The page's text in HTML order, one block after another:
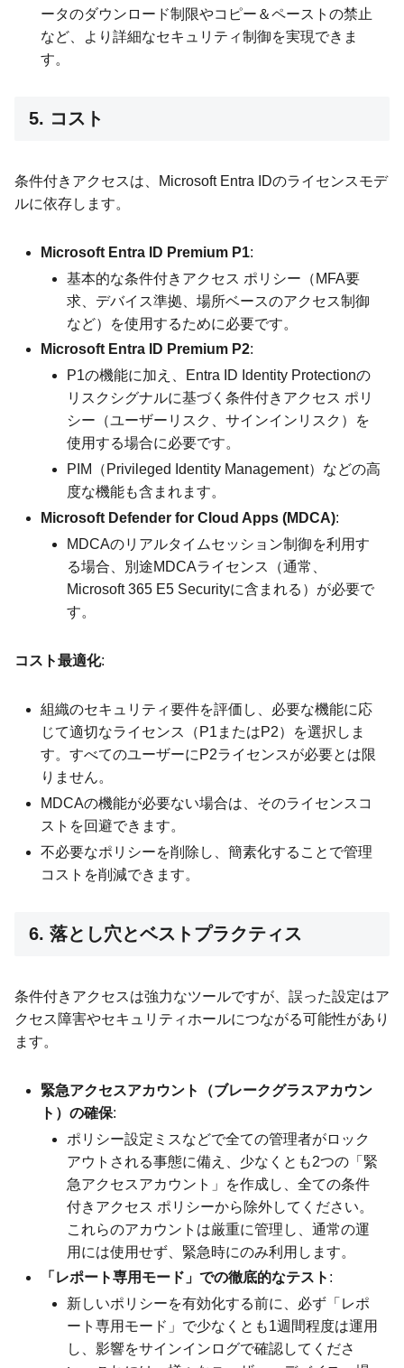
ータのダウンロード制限やコピー＆ペーストの禁止
など、より詳細なセキュリティ制御を実現できま
す。
5. コスト
条件付きアクセスは、Microsoft Entra IDのライセンスモデ
ルに依存します。
Microsoft Entra ID Premium P1:
基本的な条件付きアクセス ポリシー（MFA要
求、デバイス準拠、場所ベースのアクセス制御
など）を使用するために必要です。
Microsoft Entra ID Premium P2:
P1の機能に加え、Entra ID Identity Protectionの
リスクシグナルに基づく条件付きアクセス ポリ
シー（ユーザーリスク、サインインリスク）を
使用する場合に必要です。
PIM（Privileged Identity Management）などの高
度な機能も含まれます。
Microsoft Defender for Cloud Apps (MDCA):
MDCAのリアルタイムセッション制御を利用す
る場合、別途MDCAライセンス（通常、
Microsoft 365 E5 Securityに含まれる）が必要で
す。
コスト最適化:
組織のセキュリティ要件を評価し、必要な機能に応
じて適切なライセンス（P1またはP2）を選択しま
す。すべてのユーザーにP2ライセンスが必要とは限
りません。
MDCAの機能が必要ない場合は、そのライセンスコ
ストを回避できます。
不必要なポリシーを削除し、簡素化することで管理
コストを削減できます。
6. 落とし穴とベストプラクティス
条件付きアクセスは強力なツールですが、誤った設定はア
クセス障害やセキュリティホールにつながる可能性があり
ます。
緊急アクセスアカウント（ブレークグラスアカウン
ト）の確保:
ポリシー設定ミスなどで全ての管理者がロック
アウトされる事態に備え、少なくとも2つの「緊
急アクセスアカウント」を作成し、全ての条件
付きアクセス ポリシーから除外してください。
これらのアカウントは厳重に管理し、通常の運
用には使用せず、緊急時にのみ利用します。
「レポート専用モード」での徹底的なテスト :
新しいポリシーを有効化する前に、必ず「レポ
ート専用モード」で少なくとも1週間程度は運用
し、影響をサインインログで確認してくださ